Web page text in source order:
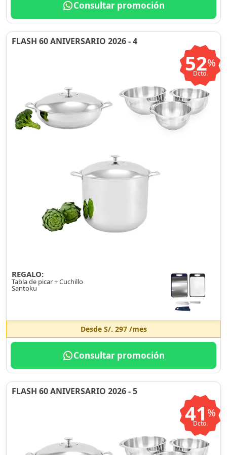
Consultar promoción
FLASH 60 ANIVERSARIO 2026 - 4
52%
Dcto.
REGALO:
Tabla de picar + Cuchillo
Santoku
Desde S/. 297/mes
Consultar promoción
FLASH 60 ANIVERSARIO 2026 - 5
41 %
Dcto.